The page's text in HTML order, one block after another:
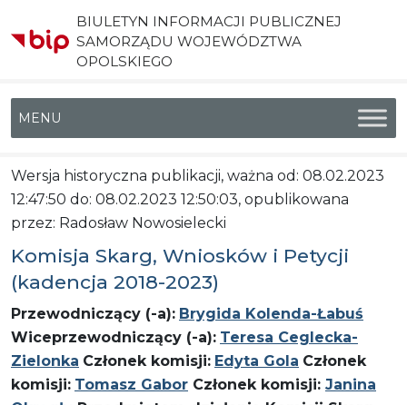
BIULETYN INFORMACJI PUBLICZNEJ
SAMORZĄDU WOJEWÓDZTWA
OPOLSKIEGO
Menu główne
Wersja historyczna publikacji, ważna od: 08.02.2023
12:47:50 do: 08.02.2023 12:50:03, opublikowana
przez: Radosław Nowosielecki
Komisja Skarg, Wniosków i Petycji
(kadencja 2018-2023)
Przewodniczący (-a): Brygida Kolenda-Łabuś
Wiceprzewodniczący (-a): Teresa Ceglecka-
Zielonka Członek komisji: Edyta Gola Członek
komisji: Tomasz Gabor Członek komisji: Janina